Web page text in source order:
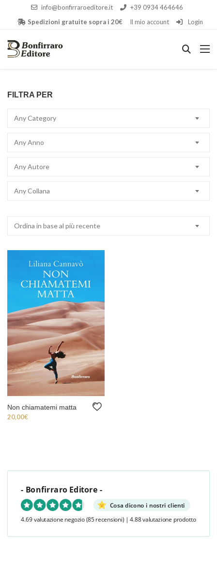
info@bonfirraroeditore.it
+39 0934 464646
Spedizioni gratuite sopra i 20€
Il mio account Login
FILTRA PER
Any Category
Any Anno
Any Autore
Any Collana
Ordina in base al più recente
Non chiamatemi matta
20,00€
- Bonfirraro Editore -
Cosa dicono i nostri clienti
4.69 valutazione negozio (85 recensioni) | 4.88 valutazione prodotto